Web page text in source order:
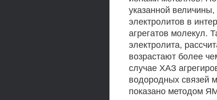
указанной
электролитов в
агрегатов молекул.
электролита,
возрастают более
случае ХАЗ
водородных связей
показано методом